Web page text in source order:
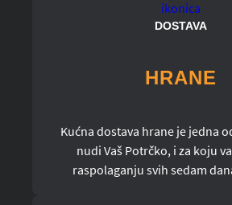
DOSTAVA
HRANE
Kućna dostava hrane je jedna
nudi Vaš Potrčko, i za koju
raspolaganju svih sedam